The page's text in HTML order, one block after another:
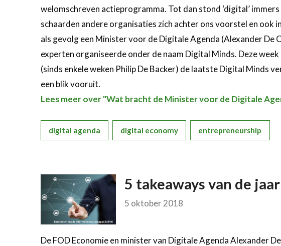
welomschreven actieprogramma. Tot dan stond ‘digital’
schaarden andere organisaties zich achter ons voorstel en ook
als gevolg een Minister voor de Digitale Agenda (Alexander De
experten organiseerde onder de naam Digital Minds. Deze
(sinds enkele weken Philip De Backer) de laatste Digital Minds
een blik vooruit.
Lees meer over "Wat bracht de Minister voor de Digitale
digital agenda digital economy entrepreneurship
5 takeaways van de
5 oktober 2018
De FOD Economie en minister van Digitale Agenda Alexander